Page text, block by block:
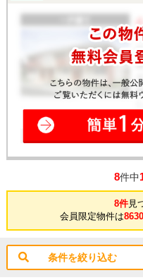
8件中
8件見
会員限定物件は
条件を絞り込む